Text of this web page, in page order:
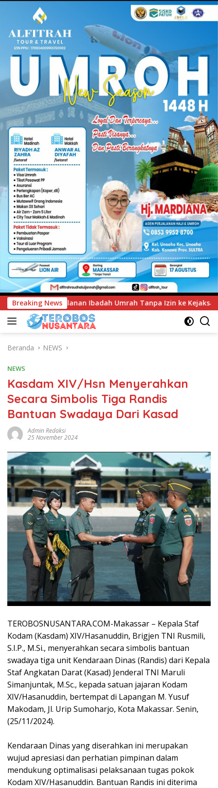
Breaking News
Tanpa Izin ke Kejaksaan UNIMEN Tambah
Beranda NEWS
NEWS
Kasdam XIV/Hsn Menyerahkan
Secara Simbolis Tiga Randis
Bantuan Swadaya Dari Kasad
Admin Redaksi
25 November 2024
TEROBOSNUSANTARA.COM-Makassar – Kepala Staf
Kodam (Kasdam) XIV/Hasanuddin, Brigjen TNI Rusmili,
S.I.P., M.Si., menyerahkan secara simbolis bantuan
swadaya tiga unit Kendaraan Dinas (Randis) dari Kepala
Staf Angkatan Darat (Kasad) Jenderal TNI Maruli
Simanjuntak, M.Sc., kepada satuan jajaran Kodam
XIV/Hasanuddin, bertempat di Lapangan M. Yusuf
Makodam, Jl. Urip Sumoharjo, Kota Makassar. Senin,
(25/11/2024).
Kendaraan Dinas yang diserahkan ini merupakan
wujud apresiasi dan perhatian pimpinan dalam
mendukung optimalisasi pelaksanaan tugas pokok
Kodam XIV/Hasanuddin. Bantuan Randis ini diterima